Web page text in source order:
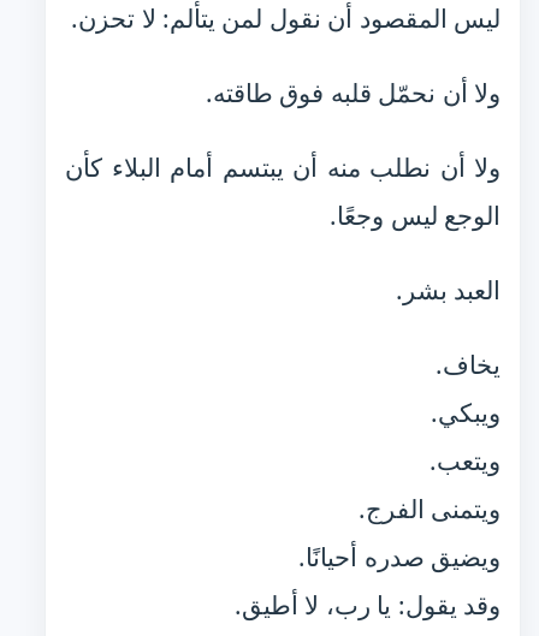
ليس المقصود أن نقول لمن يتألم: لا تحزن.
ولا أن نحمّل قلبه فوق طاقته.
ولا أن نطلب منه أن يبتسم أمام البلاء كأن
الوجع ليس وجعًا.
العبد بشر.
يخاف.
ويبكي.
ويتعب.
ويتمنى الفرج.
ويضيق صدره أحيانًا.
وقد يقول: يا رب، لا أطيق.